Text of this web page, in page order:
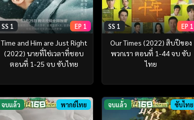
SS 1 EP 1
Time and Him are Just Right
(2022) นายที่ใช่เวลาที่ชอบ
ตอนที่ 1-25 จบ ซับไทย
SS 1 EP 1
Our Times (2022) สิบปีของ
พวกเรา ตอนที่ 1-44 จบ ซับ
ไทย
จบแล้ว พากย์ไทย จบแล้ว ซับไทย